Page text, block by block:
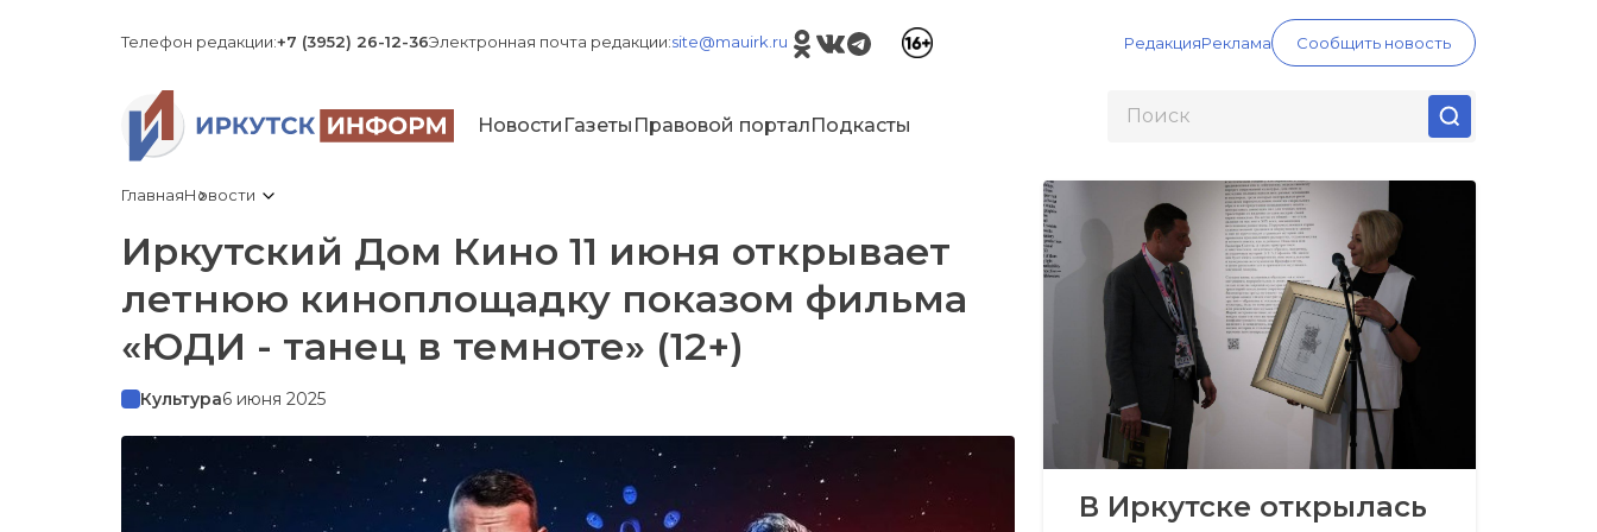
Телефон редакции:+7 (3952) 26-12-36Электронная почта редакции:site@mauirk.ru РедакцияРеклама Сообщить новость
Новости Газеты Правовой портал Подкасты
ГлавнаяНовости
Иркутский Дом Кино 11 июня открывает
летнюю киноплощадку показом фильма
«ЮДИ - танец в темноте» (12+)
Культура6 июня 2025
В Иркутске открылась